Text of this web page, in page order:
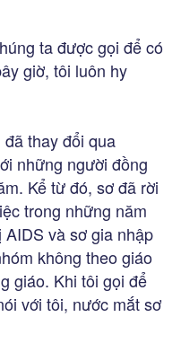
ta được gọi để có
giờ, tôi luôn hy
thay đổi qua
những người đồng
Kể từ đó, sơ đã rời
trong những năm
và sơ gia nhập
không theo giáo
giáo. Khi tôi gọi để
với tôi, nước mắt sơ